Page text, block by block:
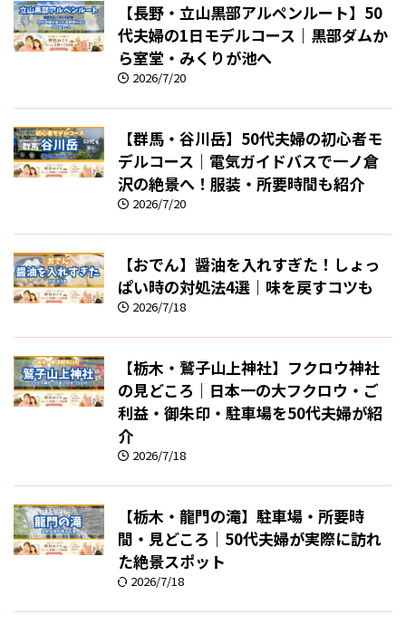
【長野・立山黒部アルペンルート】50
代夫婦の1日モデルコース｜黒部ダムか
ら室堂・みくりが池へ
2026/7/20
【群馬・谷川岳】50代夫婦の初心者モ
デルコース｜電気ガイドバスで一ノ倉
沢の絶景へ！服装・所要時間も紹介
2026/7/20
【おでん】醤油を入れすぎた！しょっ
ぱい時の対処法4選｜味を戻すコツも
2026/7/18
【栃木・鷲子山上神社】フクロウ神社
の見どころ｜日本一の大フクロウ・ご
利益・御朱印・駐車場を50代夫婦が紹
介
2026/7/18
【栃木・龍門の滝】駐車場・所要時
間・見どころ｜50代夫婦が実際に訪れ
た絶景スポット
2026/7/18